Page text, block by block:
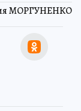
МОРГУНЕНКО